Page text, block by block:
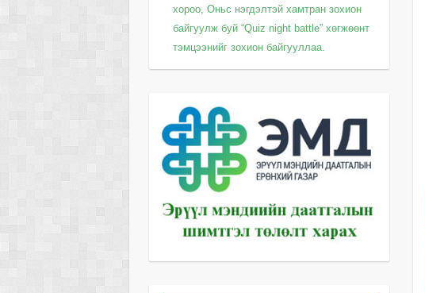
хороо, Оньс нэгдэлтэй хамтран зохион
байгуулж буй “Quiz night battle” хөгжөөнт
тэмцээнийг зохион байгууллаа.